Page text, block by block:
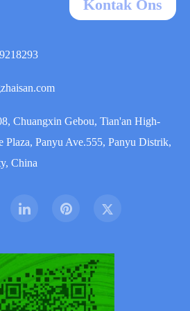
Kontak Ons
Chuangxin Gebou, Tian'an High-
Plaza, Panyu Ave.555, Panyu Distrik,
China